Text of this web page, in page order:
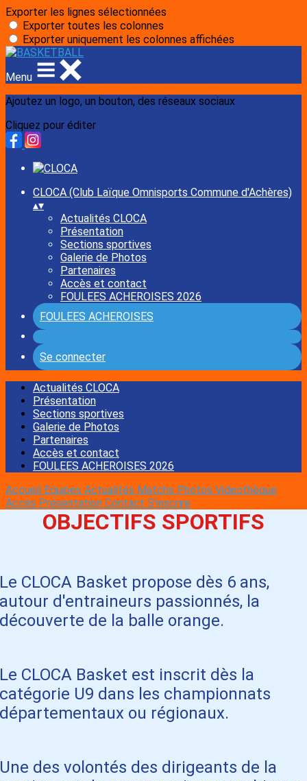
Exporter les lignes sélectionnées
Exporter toutes les colonnes
Exporter uniquement les colonnes affichées
Menu
Ajoutez un logo, un bouton, des réseaux sociaux
Cliquez pour éditer
CLOCA (Club Laïque Omnisports Commune d'Achères)
▴▾
Actualités CLOCA
Présentation
Sections sportives
Galerie de Photos
Partenaires
Accès et contact
FOULEES ACHEROISES 2026
FOULEES ACHEROISES
Se connecter
Actualités CLOCA
Présentation
Sections sportives
Galerie de Photos
Partenaires
Accès et contact
FOULEES ACHEROISES 2026
Accueil Equipes Actualités Matchs Photos Videothèque
Accès Présentation Contact S'inscrire
OBJECTIFS SPORTIFS
CLOCA Basket propose dès 6 ans,
d'entraineurs passionnés, la
de la balle orange.
CLOCA Basket est inscrit dès la
U9 dans les championnats
ou régionaux.
des volontés des dirigeants de la